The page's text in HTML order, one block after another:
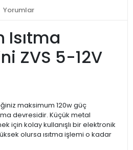
Yorumlar
Isıtma
ZVS 5-12V
maksimum 120w güç
devresidir. Küçük metal
için kolay kullanışlı bir elektronik
olursa ısıtma işlemi o kadar